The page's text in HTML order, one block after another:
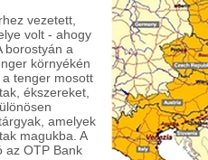
vezetett,
volt - ahogy
borostyán a
környékén
tenger mosott
ékszereket,
amelyek
magukba. A
az OTP Bank